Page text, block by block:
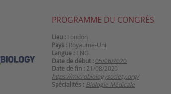
PROGRAMME DU CONGRÈS
Lieu : London
Pays : Royaume-Uni
Langue : ENG
Date de début : 05/06/2020
Date de fin : 21/08/2020
https://microbiologysociety.org/
Spécialités : Biologie Médicale